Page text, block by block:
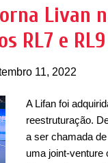
Livan
RL7 e
11, 2022
A Lifan foi
reestruturação.
a ser chamada de
uma joint-venture